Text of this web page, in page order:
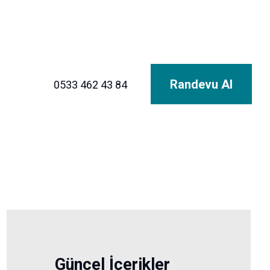
0533 462 43 84 Randevu Al
Güncel İçerikler